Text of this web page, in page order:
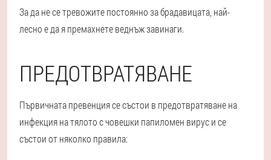
За да не се тревожите постоянно за брадавицата, най-
лесно е да я премахнете веднъж завинаги.
ПРЕДОТВРАТЯВАНЕ
Първичната превенция се състои в предотвратяване на
инфекция на тялото с човешки папиломен вирус и се
състои от няколко правила: